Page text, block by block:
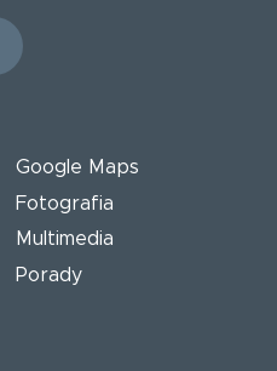
Google Maps
Fotografia
Multimedia
Porady